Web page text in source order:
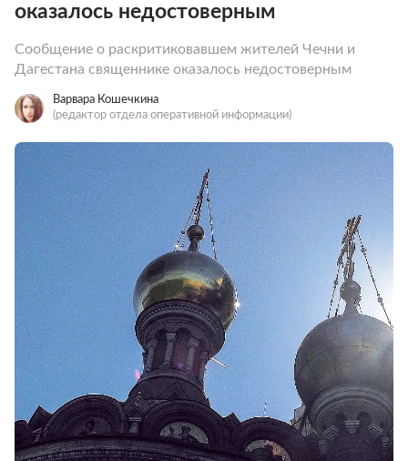
оказалось недостоверным
Сообщение о раскритиковавшем жителей Чечни и
Дагестана священнике оказалось недостоверным
Варвара Кошечкина
(редактор отдела оперативной информации)